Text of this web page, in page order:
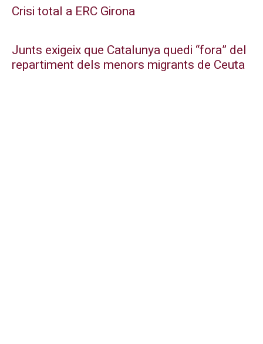
Crisi total a ERC Girona
Junts exigeix que Catalunya quedi “fora” del
repartiment dels menors migrants de Ceuta